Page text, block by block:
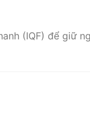
(IQF) để giữ